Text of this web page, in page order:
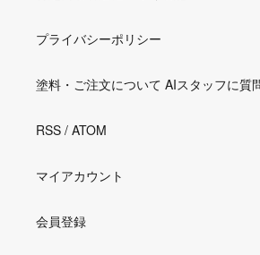
プライバシーポリシー
塗料・ご注文について AIスタッフに質
RSS / ATOM
マイアカウント
会員登録